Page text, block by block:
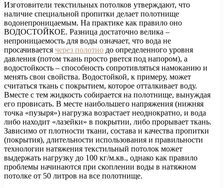
Изготовители текстильных потолков утверждают, что
наличие специальной пропитки делает полотнище
водонепроницаемым. На практике как правило оно
ВОДОСТОЙКОЕ. Разница достаточно велика –
непроницаемость для воды означает, что вода не
просачивается через полотно до определенного уровня
давления (потом ткань просто рвется под напором), а
водостойкость – способность сопротивляться намоканию и
менять свои свойства. Водостойкой, к примеру, может
считаться ткань с покрытием, которое отталкивает воду.
Вместе с тем жидкость собирается на полотнище, вынуждая
его провисать. В месте наибольшего напряжения (нижняя
точка «пузыря») нагрузка возрастает неоднократно, и вода
либо находит «лазейки» в покрытии, либо прорывает ткань.
Зависимо от плотности ткани, состава и качества пропитки
(покрытия), длительности использования и правильности
технологии натяжения текстильный потолок может
выдержать нагрузку до 100 кг/м.кв., однако как правило
проблемы начинаются при скоплении воды в натяжном
потолке от 50 литров на все полотнище.